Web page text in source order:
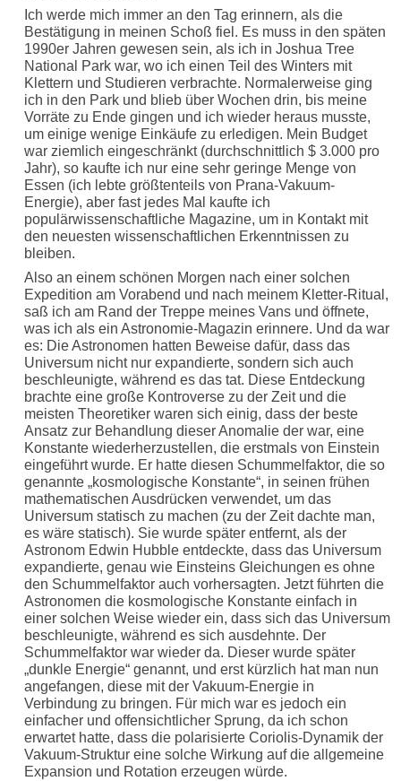
Ich werde mich immer an den Tag erinnern, als die
Bestätigung in meinen Schoß fiel. Es muss in den späten
1990er Jahren gewesen sein, als ich in Joshua Tree
National Park war, wo ich einen Teil des Winters mit
Klettern und Studieren verbrachte. Normalerweise ging
ich in den Park und blieb über Wochen drin, bis meine
Vorräte zu Ende gingen und ich wieder heraus musste,
um einige wenige Einkäufe zu erledigen. Mein Budget
war ziemlich eingeschränkt (durchschnittlich $ 3.000 pro
Jahr), so kaufte ich nur eine sehr geringe Menge von
Essen (ich lebte größtenteils von Prana-Vakuum-
Energie), aber fast jedes Mal kaufte ich
populärwissenschaftliche Magazine, um in Kontakt mit
den neuesten wissenschaftlichen Erkenntnissen zu
bleiben.
Also an einem schönen Morgen nach einer solchen
Expedition am Vorabend und nach meinem Kletter-Ritual,
saß ich am Rand der Treppe meines Vans und öffnete,
was ich als ein Astronomie-Magazin erinnere. Und da war
es: Die Astronomen hatten Beweise dafür, dass das
Universum nicht nur expandierte, sondern sich auch
beschleunigte, während es das tat. Diese Entdeckung
brachte eine große Kontroverse zu der Zeit und die
meisten Theoretiker waren sich einig, dass der beste
Ansatz zur Behandlung dieser Anomalie der war, eine
Konstante wiederherzustellen, die erstmals von Einstein
eingeführt wurde. Er hatte diesen Schummelfaktor, die so
genannte „kosmologische Konstante“, in seinen frühen
mathematischen Ausdrücken verwendet, um das
Universum statisch zu machen (zu der Zeit dachte man,
es wäre statisch). Sie wurde später entfernt, als der
Astronom Edwin Hubble entdeckte, dass das Universum
expandierte, genau wie Einsteins Gleichungen es ohne
den Schummelfaktor auch vorhersagten. Jetzt führten die
Astronomen die kosmologische Konstante einfach in
einer solchen Weise wieder ein, dass sich das Universum
beschleunigte, während es sich ausdehnte. Der
Schummelfaktor war wieder da. Dieser wurde später
„dunkle Energie“ genannt, und erst kürzlich hat man nun
angefangen, diese mit der Vakuum-Energie in
Verbindung zu bringen. Für mich war es jedoch ein
einfacher und offensichtlicher Sprung, da ich schon
erwartet hatte, dass die polarisierte Coriolis-Dynamik der
Vakuum-Struktur eine solche Wirkung auf die allgemeine
Expansion und Rotation erzeugen würde.